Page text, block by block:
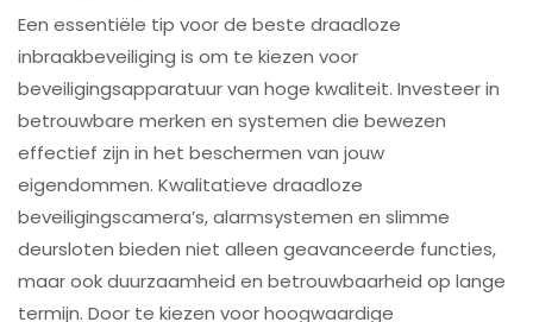
Een essentiële tip voor de beste draadloze
inbraakbeveiliging is om te kiezen voor
beveiligingsapparatuur van hoge kwaliteit. Investeer in
betrouwbare merken en systemen die bewezen
effectief zijn in het beschermen van jouw
eigendommen. Kwalitatieve draadloze
beveiligingscamera’s, alarmsystemen en slimme
deursloten bieden niet alleen geavanceerde functies,
maar ook duurzaamheid en betrouwbaarheid op lange
termijn. Door te kiezen voor hoogwaardige